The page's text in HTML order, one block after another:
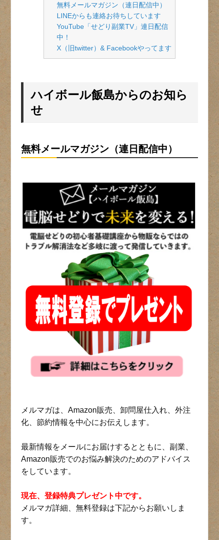
無料メールマガジン（連日配信中）
LINEからも連絡お待ちしています
YouTube「せどり副業TV」連日配信
中！
X（旧twitter）& Facebookやってます
ハイボール飯島からのお知ら
せ
無料メールマガジン（連日配信中）
メルマガは、Amazon販売、卸問屋仕入れ、外注
化、節約情報を中心にお伝えします。
最新情報をメールにお届けするとともに、副業、
Amazon販売でのお悩み解決のためのアドバイス
をしています。
現在、登録特典プレゼント中です。
メルマガ詳細、無料登録は下記からお願いしま
す。